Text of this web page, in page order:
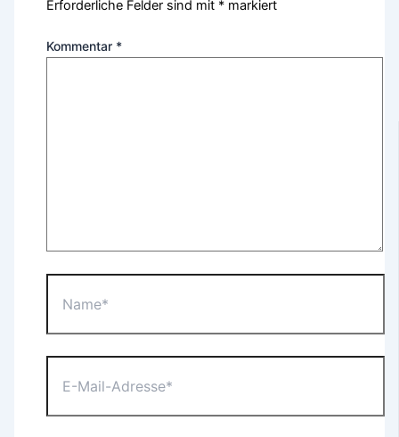
Erforderliche Felder sind mit * markiert
Kommentar *
Mail-